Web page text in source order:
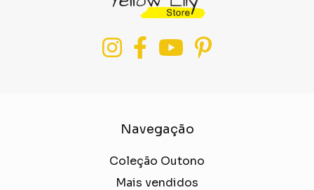
Navegação
Coleção Outono
Mais vendidos